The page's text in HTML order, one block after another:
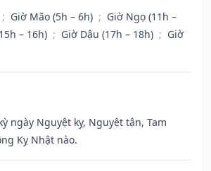
; Giờ Mão (5h – 6h) ; Giờ Ngọ (11h –
– 16h) ; Giờ Dậu (17h – 18h) ; Giờ
ngày Nguyệt kỵ, Nguyệt tận, Tam
Kỵ Nhật nào.